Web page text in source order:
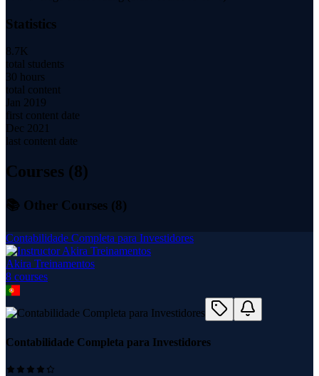
Statistics
8.7K
total students
30 hours
total content
Jan 2019
first content date
Dec 2021
last content date
Courses (8)
📚 Other Courses (8)
Contabilidade Completa para Investidores
Akira Treinamentos
8 courses
Contabilidade Completa para Investidores